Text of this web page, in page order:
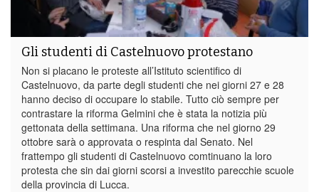
Gli studenti di Castelnuovo protestano
Non si placano le proteste all’Istituto scientifico di
Castelnuovo, da parte degli studenti che nei giorni 27 e 28
hanno deciso di occupare lo stabile. Tutto ciò sempre per
contrastare la riforma Gelmini che è stata la notizia più
gettonata della settimana. Una riforma che nel giorno 29
ottobre sarà o approvata o respinta dal Senato. Nel
frattempo gli studenti di Castelnuovo comtinuano la loro
protesta che sin dai giorni scorsi a investito parecchie scuole
della provincia di Lucca.